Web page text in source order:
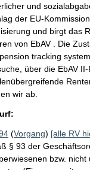
und
der EU-
und birgt das
von EbAV . Die
tracking
über die EbAV
wir ab.
(Vorgang) [alle RV
§ 93 der
bzw. nicht